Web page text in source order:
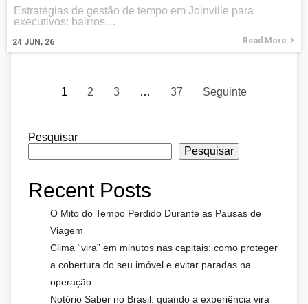
24 JUN, 26
Estratégias de gestão de tempo em Joinville para
executivos: bairros…
Read More
1 2 3 … 37 Seguinte
Pesquisar
Pesquisar
Recent Posts
O Mito do Tempo Perdido Durante as Pausas de
Viagem
Clima “vira” em minutos nas capitais: como proteger
a cobertura do seu imóvel e evitar paradas na
operação
Notório Saber no Brasil: quando a experiência vira